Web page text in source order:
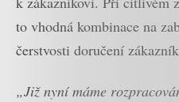
to vhodná kombinace na
čerstvosti doručení
„Již nyní máme